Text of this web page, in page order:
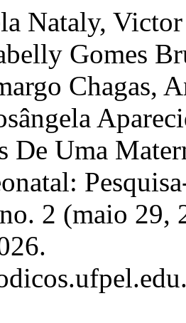
Nataly,
Gomes
Chagas,
De Uma
2 (maio 29,